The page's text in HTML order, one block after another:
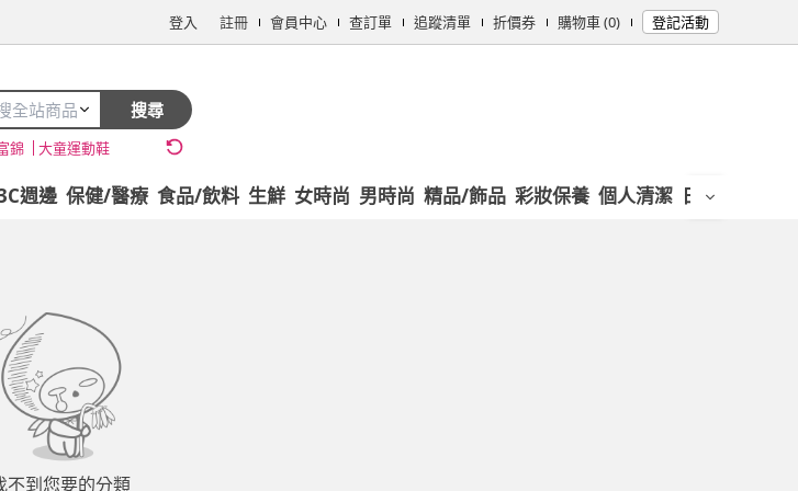
登入 註冊 會員中心 查訂單 追蹤清單 折價券 購物車 (0) 登記活動
全站商品 搜尋
錦 大童運動鞋
週邊 保健/醫療 食品/飲料 生鮮 女時尚 男時尚 精品/飾品 彩妝保養 個人清潔 日用/紙品
不到您要的分類